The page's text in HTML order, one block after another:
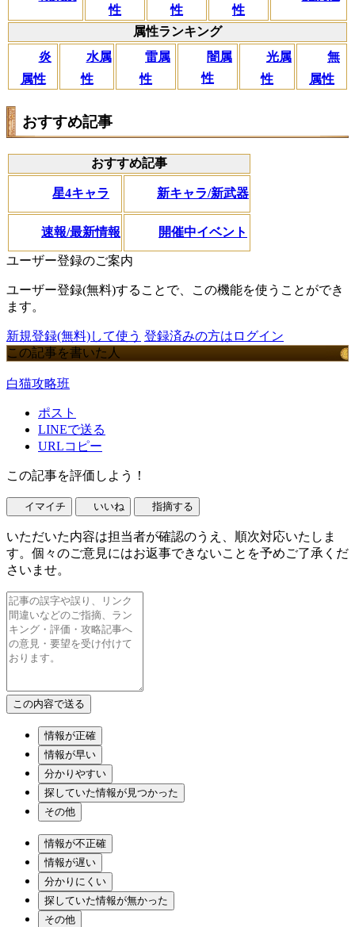
性
性
性
属性ランキング
炎
属性
水属
性
雷属
性
闇属
性
光属
性
無
属性
おすすめ記事
おすすめ記事
星4キャラ 新キャラ/新武器
速報/最新情報 開催中イベント
ユーザー登録のご案内
ユーザー登録(無料)することで、この機能を使うことができ
ます。
新規登録(無料)して使う 登録済みの方はログイン
この記事を書いた人
白猫攻略班
ポスト
LINEで送る
URLコピー
この記事を評価しよう！
イマイチ いいね 指摘する
いただいた内容は担当者が確認のうえ、順次対応いたしま
す。個々のご意見にはお返事できないことを予めご了承くだ
さいませ。
情報が正確
情報が早い
分かりやすい
探していた情報が見つかった
その他
情報が不正確
情報が遅い
分かりにくい
探していた情報が無かった
その他